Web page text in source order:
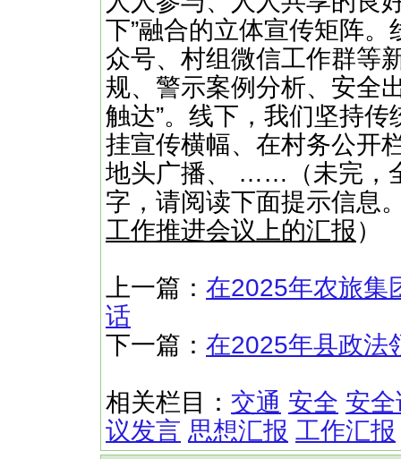
下”融合的立体宣传矩阵
众号、村组微信工作群等
规、警示案例分析、安全
触达”。线下，我们坚持
挂宣传横幅、在村务公开
地头广播、 ……（未完，
字，请阅读下面提示信息
工作推进会议上的汇报）
上一篇： 在2025年农旅集
话
下一篇： 在2025年县政法
相关栏目： 交通 安全 安
议发言 思想汇报 工作汇报